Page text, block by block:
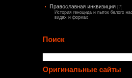
Православная инквизиция [7]
История геноцида и пыток белого
видах и формах
Поиск
Оригинальные сайты